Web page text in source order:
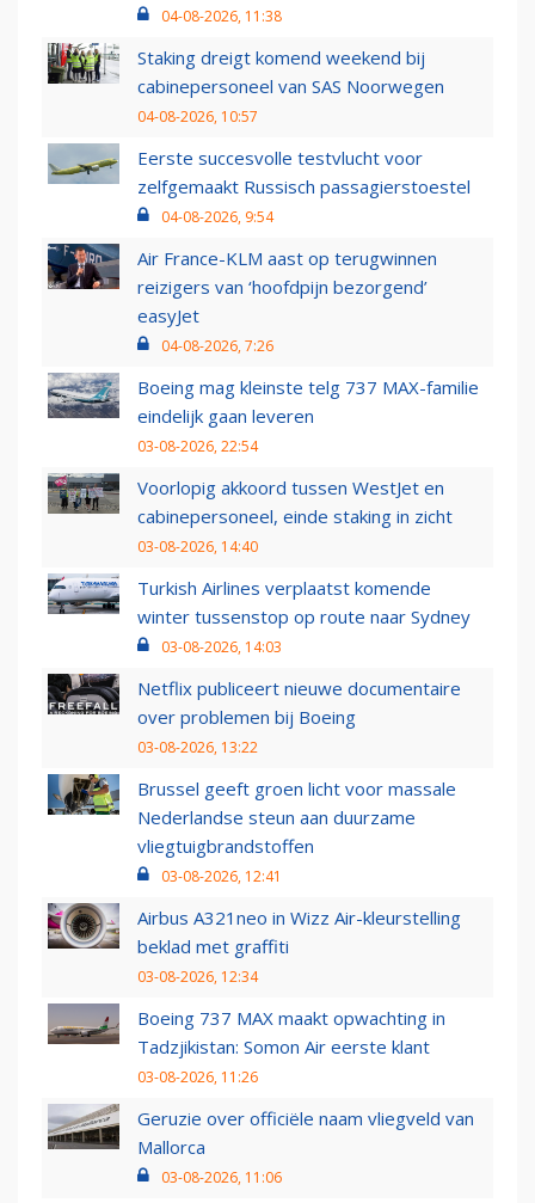
04-08-2026, 11:38
Staking dreigt komend weekend bij
cabinepersoneel van SAS Noorwegen
04-08-2026, 10:57
Eerste succesvolle testvlucht voor
zelfgemaakt Russisch passagierstoestel
04-08-2026, 9:54
Air France-KLM aast op terugwinnen
reizigers van ‘hoofdpijn bezorgend’
easyJet
04-08-2026, 7:26
Boeing mag kleinste telg 737 MAX-familie
eindelijk gaan leveren
03-08-2026, 22:54
Voorlopig akkoord tussen WestJet en
cabinepersoneel, einde staking in zicht
03-08-2026, 14:40
Turkish Airlines verplaatst komende
winter tussenstop op route naar Sydney
03-08-2026, 14:03
Netflix publiceert nieuwe documentaire
over problemen bij Boeing
03-08-2026, 13:22
Brussel geeft groen licht voor massale
Nederlandse steun aan duurzame
vliegtuigbrandstoffen
03-08-2026, 12:41
Airbus A321neo in Wizz Air-kleurstelling
beklad met graffiti
03-08-2026, 12:34
Boeing 737 MAX maakt opwachting in
Tadzjikistan: Somon Air eerste klant
03-08-2026, 11:26
Geruzie over officiële naam vliegveld van
Mallorca
03-08-2026, 11:06